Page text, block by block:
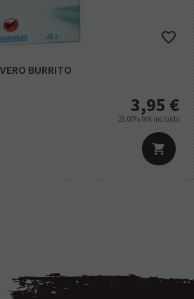
BURRITO
3,95 €
21.00% IVA incluido